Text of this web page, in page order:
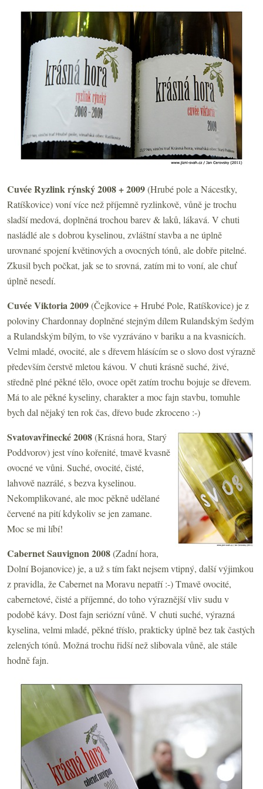
Cuvée Ryzlink rýnský 2008 + 2009(Hrubé pole a Nácestky,
Ratíškovice) voní více než příjemně ryzlinkově, vůně je trochu
sladší medová, doplněná trochou barev & laků, lákavá. V chuti
nasládlé ale s dobrou kyselinou, zvláštní stavba a ne úplně
urovnané spojení květinových a ovocných tónů, ale dobře pitelné.
Zkusil bych počkat, jak se to srovná, zatím mi to voní, ale chuť
úplně nesedí.
Cuvée Viktoria 2009(Čejkovice + Hrubé Pole, Ratíškovice) je z
poloviny Chardonnay doplněné stejným dílem Rulandským šedým
a Rulandským bílým, to vše vyzráváno v bariku a na kvasnicích.
Velmi mladé, ovocité, ale s dřevem hlásícím se o slovo dost výrazně
především čerstvě mletou kávou. V chuti krásně suché, živé,
středně plné pěkné tělo, ovoce opět zatím trochu bojuje se dřevem.
Má to ale pěkné kyseliny, charakter a moc fajn stavbu, tomuhle
bych dal nějaký ten rok čas, dřevo bude zkroceno :-)
Svatovavřinecké 2008(Krásná hora, Starý
Poddvorov) jest víno kořenité, tmavě kvasně
ovocné ve vůni. Suché, ovocité, čisté,
lahvově nazrálé, s bezva kyselinou.
Nekomplikované, ale moc pěkně udělané
červené na pití kdykoliv se jen zamane.
Moc se mi líbí!
Cabernet Sauvignon 2008(Zadní hora,
Dolní Bojanovice) je, a už s tím fakt nejsem vtipný, další výjimkou
z pravidla, že Cabernet na Moravu nepatří :-) Tmavě ovocité,
cabernetové, čisté a příjemné, do toho výraznější vliv sudu v
podobě kávy. Dost fajn seriózní vůně. V chuti suché, výrazná
kyselina, velmi mladé, pěkné tříslo, prakticky úplně bez tak častých
zelených tónů. Možná trochu řidší než slibovala vůně, ale stále
hodně fajn.